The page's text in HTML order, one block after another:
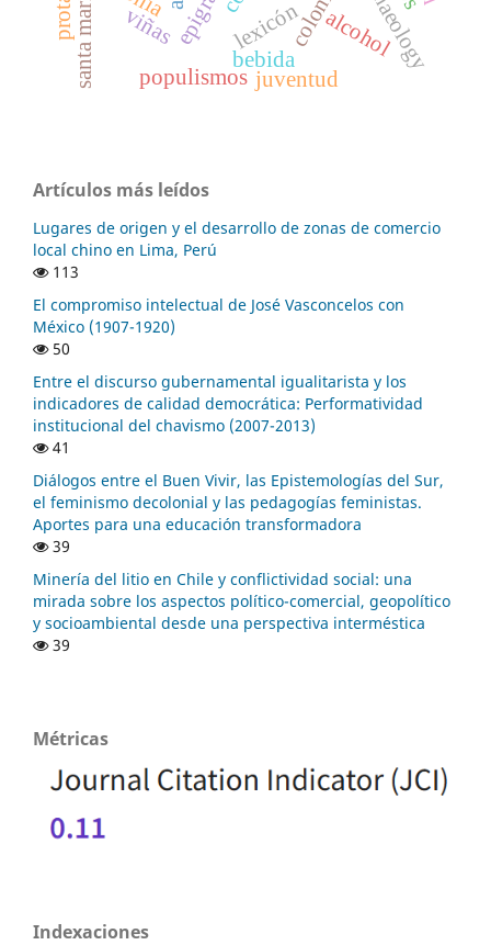
viñas lexicón
bebida alcohol
juventud
populismos
Artículos más leídos
Lugares de origen y el desarrollo de zonas de comercio
local chino en Lima, Perú
113
El compromiso intelectual de José Vasconcelos con
México (1907-1920)
50
Entre el discurso gubernamental igualitarista y los
indicadores de calidad democrática: Performatividad
institucional del chavismo (2007-2013)
41
Diálogos entre el Buen Vivir, las Epistemologías del Sur,
el feminismo decolonial y las pedagogías feministas.
Aportes para una educación transformadora
39
Minería del litio en Chile y conflictividad social: una
mirada sobre los aspectos político-comercial, geopolítico
y socioambiental desde una perspectiva interméstica
39
Métricas
Indexaciones